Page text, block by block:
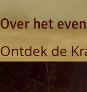
Over het
Ontdek de